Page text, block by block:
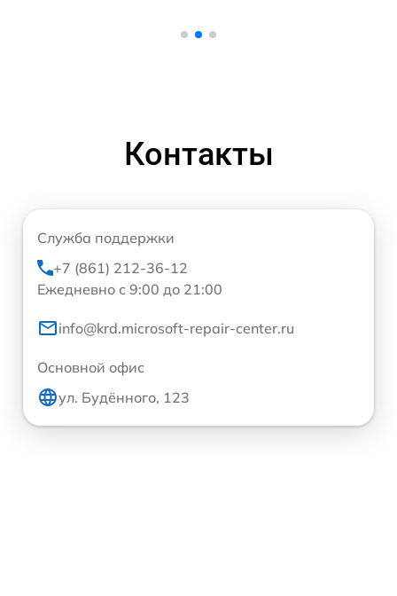
Контакты
Служба поддержки
+7 (861) 212-36-12
Ежедневно с 9:00 до 21:00
info@krd.microsoft-repair-center.ru
Основной офис
ул. Будённого, 123